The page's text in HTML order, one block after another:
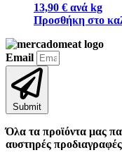
13,90 € ανά kg
Προσθήκη στο
Email
Submit
Όλα τα προϊόντα μας
αυστηρές